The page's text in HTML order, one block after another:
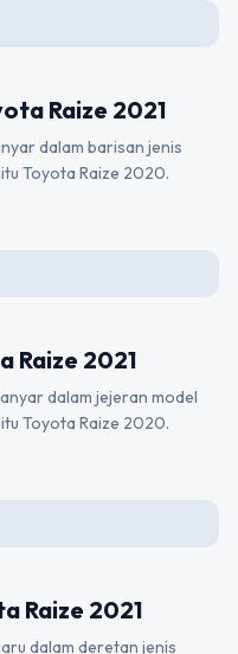
Raize 2021
dalam barisan jenis
Toyota Raize 2020.
Raize 2021
dalam jejeran model
Toyota Raize 2020.
Raize 2021
dalam deretan jenis